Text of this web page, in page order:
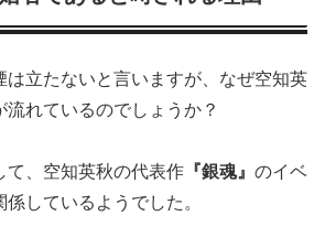
は立たないと言いますが、なぜ空知英
れているのでしょうか？
て、空知英秋の代表作 『銀魂』 のイベ
しているようでした。